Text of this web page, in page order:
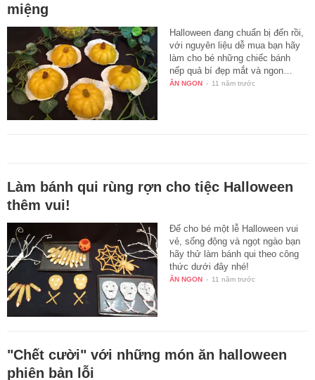
miệng
Halloween đang chuẩn bị đến rồi,
với nguyên liệu dễ mua bạn hãy
làm cho bé những chiếc bánh
nếp quả bí đẹp mắt và ngon…
ĂN NGON - 11 năm trước
Làm bánh qui rùng rợn cho tiệc Halloween
thêm vui!
Để cho bé một lễ Halloween vui
vẻ, sống động và ngọt ngào bạn
hãy thử làm bánh qui theo công
thức dưới đây nhé!
ĂN NGON - 11 năm trước
"Chết cười" với những món ăn halloween
phiên bản lỗi